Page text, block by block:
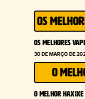
OS
OS MELHORES
30 DE MARÇO DE
O
O MELHOR